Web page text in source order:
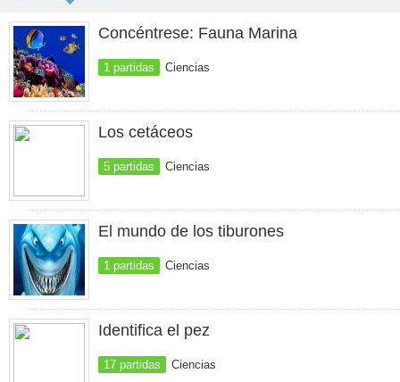
Concéntrese: Fauna Marina
1 partidas Ciencias
Los cetáceos
5 partidas Ciencias
El mundo de los tiburones
1 partidas Ciencias
Identifica el pez
17 partidas Ciencias